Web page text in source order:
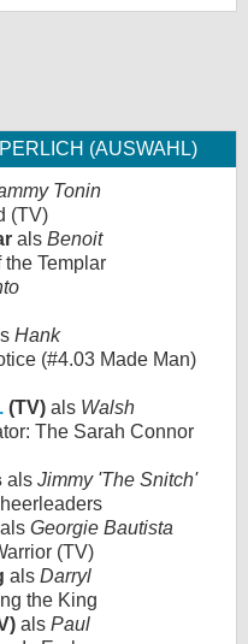
(AUSWAHL)
Tonin
(TV)
als Benoit
Templar
Hank
(#4.03 Made Man)
(TV) als Walsh
The Sarah Connor
als Jimmy 'The Snitch'
als Georgie Bautista
(TV)
als Darryl
the King
als Paul